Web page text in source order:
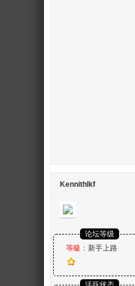
KennithIkf
论坛等级
等級： 新手上路